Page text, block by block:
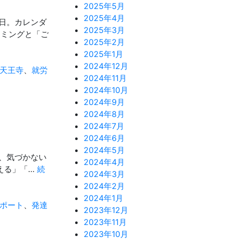
。カレンダ
ングと「ご
天王寺、 就労
気づかない
る」「… 続
ート 、 発達
2025年5月
2025年4月
2025年3月
2025年2月
2025年1月
2024年12月
2024年11月
2024年10月
2024年9月
2024年8月
2024年7月
2024年6月
2024年5月
2024年4月
2024年3月
2024年2月
2024年1月
2023年12月
2023年11月
2023年10月